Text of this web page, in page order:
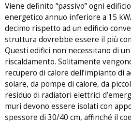
Viene definito “passivo” ogni
energetico annuo inferiore a 15
decimo rispetto ad un edificio
struttura dovrebbe essere il più
Questi edifici non necessitano di
riscaldamento. Solitamente
recupero di calore dell’impianto di
solare, da pompe di calore, da
residuo di radiatori elettrici
muri devono essere isolati con
spessore di 30/40 cm, affinché il